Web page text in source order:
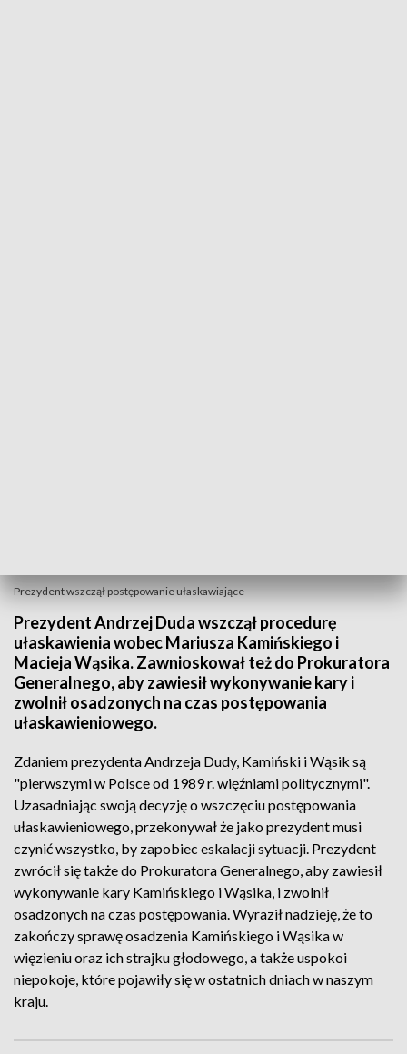
Prezydent wszczął postępowanie ułaskawiające
Prezydent Andrzej Duda wszczął procedurę
ułaskawienia wobec Mariusza Kamińskiego i
Macieja Wąsika. Zawnioskował też do Prokuratora
Generalnego, aby zawiesił wykonywanie kary i
zwolnił osadzonych na czas postępowania
ułaskawieniowego.
Zdaniem prezydenta Andrzeja Dudy, Kamiński i Wąsik są
"pierwszymi w Polsce od 1989 r. więźniami politycznymi".
Uzasadniając swoją decyzję o wszczęciu postępowania
ułaskawieniowego, przekonywał że jako prezydent musi
czynić wszystko, by zapobiec eskalacji sytuacji. Prezydent
zwrócił się także do Prokuratora Generalnego, aby zawiesił
wykonywanie kary Kamińskiego i Wąsika, i zwolnił
osadzonych na czas postępowania. Wyraził nadzieję, że to
zakończy sprawę osadzenia Kamińskiego i Wąsika w
więzieniu oraz ich strajku głodowego, a także uspokoi
niepokoje, które pojawiły się w ostatnich dniach w naszym
kraju.